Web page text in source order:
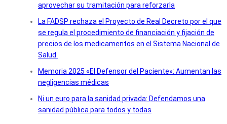
aprovechar su tramitación para reforzarla
La FADSP rechaza el Proyecto de Real Decreto por el que
se regula el procedimiento de financiación y fijación de
precios de los medicamentos en el Sistema Nacional de
Salud.
Memoria 2025 «El Defensor del Paciente»: Aumentan las
negligencias médicas
Ni un euro para la sanidad privada: Defendamos una
sanidad pública para todos y todas